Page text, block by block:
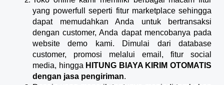
yang powerfull seperti fitur marketplace sehingga
dapat memudahkan Anda untuk bertransaksi
dengan customer, Anda dapat mencobanya pada
website demo kami. Dimulai dari database
customer, promosi melalui email, fitur social
media, hingga HITUNG BIAYA KIRIM OTOMATIS
dengan jasa pengiriman.